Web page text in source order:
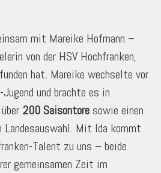
mit Mareike Hofmann –
von der HSV Hochfranken,
hat. Mareike wechselte vor
und brachte es in
200 Saisontore sowie einen
Landesauswahl. Mit Ida kommt
Talent zu uns – beide
gemeinsamen Zeit im